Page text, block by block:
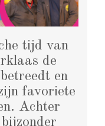
tijd van
de
en
favoriete
Achter